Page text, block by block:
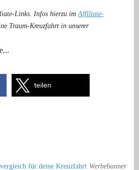
Links. Infos hierzu imAffiliate-
Traum-Kreuzfahrt in unserer
teilen
Werbebanner